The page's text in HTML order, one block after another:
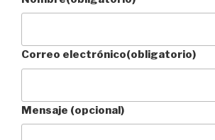
Correo electrónico(obligatorio)
Mensaje (opcional)